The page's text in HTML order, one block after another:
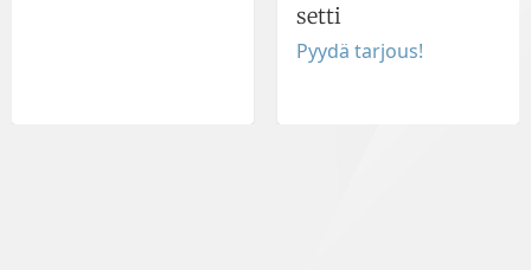
setti
Pyydä tarjous!